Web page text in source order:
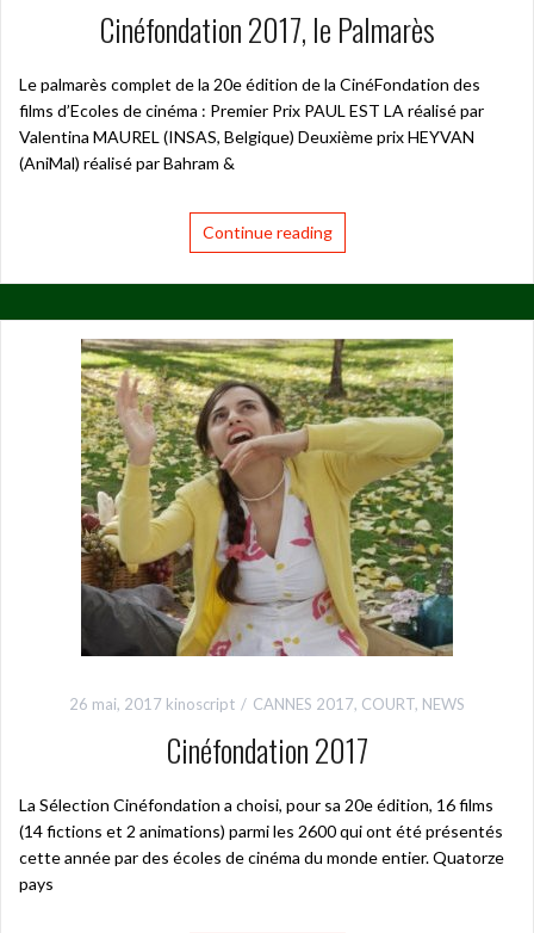
Cinéfondation 2017, le Palmarès
Le palmarès complet de la 20e édition de la CinéFondation des
films d’Ecoles de cinéma : Premier Prix PAUL EST LA réalisé par
Valentina MAUREL (INSAS, Belgique) Deuxième prix HEYVAN
(AniMal) réalisé par Bahram &
Continue reading
26 mai, 2017 kinoscript CANNES 2017, COURT, NEWS
Cinéfondation 2017
La Sélection Cinéfondation a choisi, pour sa 20e édition, 16 films
(14 fictions et 2 animations) parmi les 2600 qui ont été présentés
cette année par des écoles de cinéma du monde entier. Quatorze
pays